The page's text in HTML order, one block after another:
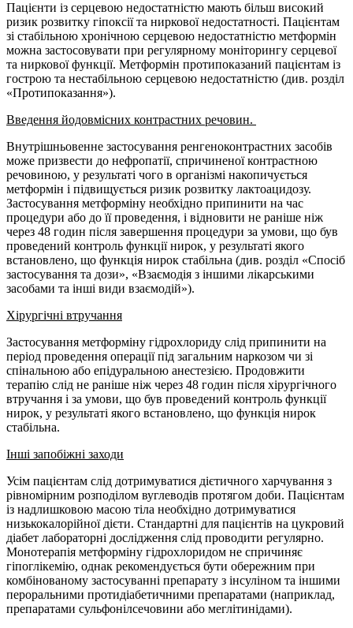
Пацієнти із серцевою недостатністю мають більш високий
ризик розвитку гіпоксії та ниркової недостатності. Пацієнтам
зі стабільною хронічною серцевою недостатністю метформін
можна застосовувати при регулярному моніторингу серцевої
та ниркової функції. Метформін протипоказаний пацієнтам із
гострою та нестабільною серцевою недостатністю (див. розділ
«Протипоказання»).
Введення йодовмісних контрастних речовин.
Внутрішньовенне застосування ренгеноконтрастних засобів
може призвести до нефропатії, спричиненої контрастною
речовиною, у результаті чого в організмі накопичується
метформін і підвищується ризик розвитку лактоацидозу.
Застосування метформіну необхідно припинити на час
процедури або до її проведення, і відновити не раніше ніж
через 48 годин після завершення процедури за умови, що був
проведений контроль функції нирок, у результаті якого
встановлено, що функція нирок стабільна (див. розділ «Спосіб
застосування та дози», «Взаємодія з іншими лікарськими
засобами та інші види взаємодій»).
Хірургічні втручання
Застосування метформіну гідрохлориду слід припинити на
період проведення операції під загальним наркозом чи зі
спінальною або епідуральною анестезією. Продовжити
терапію слід не раніше ніж через 48 годин після хірургічного
втручання і за умови, що був проведений контроль функції
нирок, у результаті якого встановлено, що функція нирок
стабільна.
Інші запобіжні заходи
Усім пацієнтам слід дотримуватися дієтичного харчування з
рівномірним розподілом вуглеводів протягом доби. Пацієнтам
із надлишковою масою тіла необхідно дотримуватися
низькокалорійної дієти. Стандартні для пацієнтів на цукровий
діабет лабораторні дослідження слід проводити регулярно.
Монотерапія метформіну гідрохлоридом не спричиняє
гіпоглікемію, однак рекомендується бути обережним при
комбінованому застосуванні препарату з інсуліном та іншими
пероральними протидіабетичними препаратами (наприклад,
препаратами сульфонілсечовини або меглітинідами).